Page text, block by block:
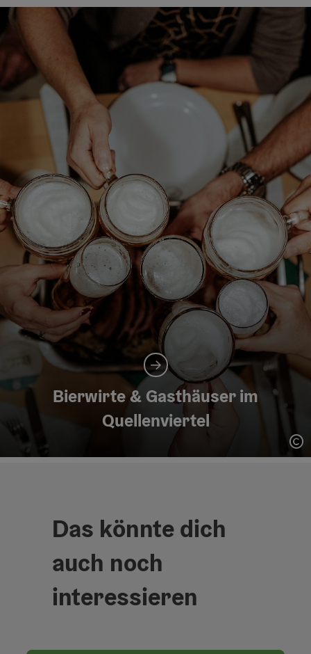
Bierwirte & Gasthäuser im
Quellenviertel
Das könnte dich
auch noch
interessieren